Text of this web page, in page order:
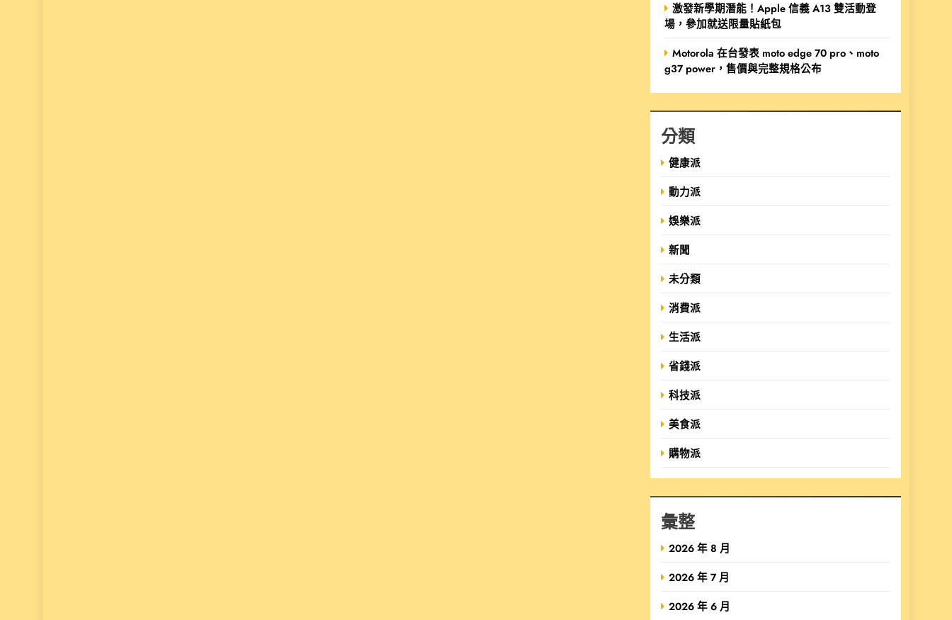
激發新學期潛能！Apple 信義 A13 雙活動登
場，參加就送限量貼紙包
Motorola 在台發表 moto edge 70 pro、moto
g37 power，售價與完整規格公布
分類
健康派
動力派
娛樂派
新聞
未分類
消費派
生活派
省錢派
科技派
美食派
購物派
彙整
2026 年 8 月
2026 年 7 月
2026 年 6 月